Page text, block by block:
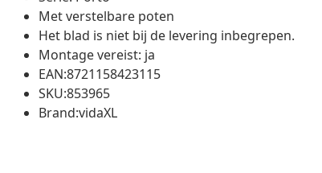
Met verstelbare poten
Het blad is niet bij de levering inbegrepen.
Montage vereist: ja
EAN:8721158423115
SKU:853965
Brand:vidaXL